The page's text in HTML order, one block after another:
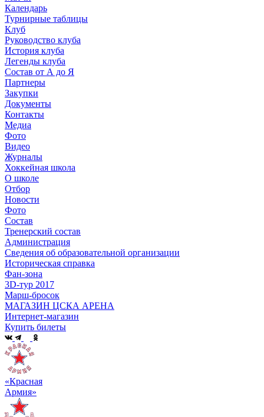
Календарь
Турнирные таблицы
Клуб
Руководство клуба
История клуба
Легенды клуба
Состав от А до Я
Партнеры
Закупки
Документы
Контакты
Медиа
Фото
Видео
Журналы
Хоккейная школа
О школе
Отбор
Новости
Фото
Состав
Тренерский состав
Администрация
Сведения об образовательной организации
Историческая справка
Фан-зона
3D-тур 2017
Марш-бросок
МАГАЗИН ЦСКА АРЕНА
Интернет-магазин
Купить билеты
«Красная
Армия»